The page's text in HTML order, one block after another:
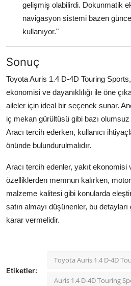
gelişmiş olabilirdi. Dokunmatik
navigasyon sistemi bazen
kullanıyor."
Sonuç
Toyota Auris 1.4 D-4D Touring
ekonomisi ve dayanıklılığı ile öne
aileler için ideal bir seçenek sunar.
iç mekan gürültüsü gibi bazı
Aracı tercih ederken, kullanıcı
önünde bulundurulmalıdır.
Aracı tercih edenler, yakıt
özelliklerden memnun kalırken,
malzeme kalitesi gibi konularda
satın almayı düşünenler, bu
karar vermelidir.
Etiketler:
Toyota Auris 1.4 D-4D
Auris 1.4 D-4D Touring